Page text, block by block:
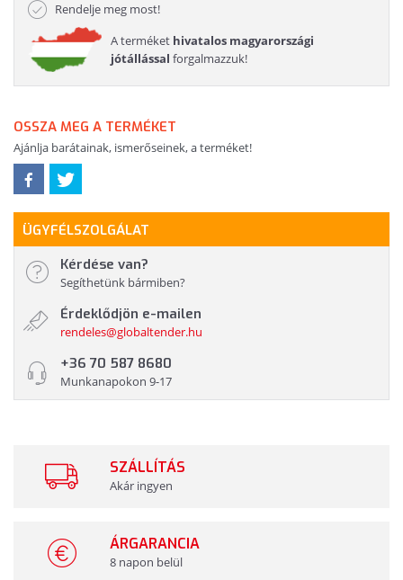
Rendelje meg most!
A terméket hivatalos magyarországi
jótállással forgalmazzuk!
OSSZA MEG A TERMÉKET
Ajánlja barátainak, ismerőseinek, a terméket!
ÜGYFÉLSZOLGÁLAT
Kérdése van?
Segíthetünk bármiben?
Érdeklődjön e-mailen
rendeles@globaltender.hu
+36 70 587 8680
Munkanapokon 9-17
SZÁLLÍTÁS
Akár ingyen
ÁRGARANCIA
8 napon belül